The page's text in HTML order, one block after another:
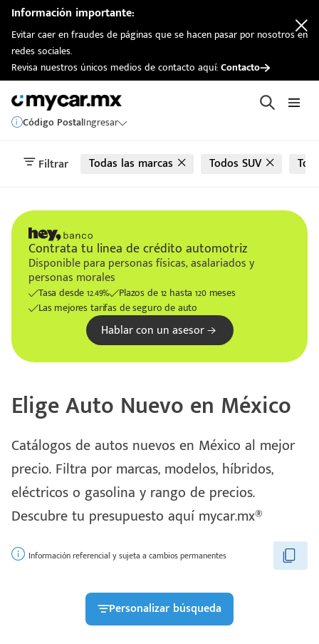
Información importante:
Evitar caer en fraudes de páginas que se hacen pasar por nosotros en
redes sociales.
Revisa nuestros únicos medios de contacto aquí:Contacto
Código PostalIngresar
Filtrar Todas las marcas Todos SUV
Contrata tu linea de crédito automotriz
Disponible para personas físicas, asalariados y
personas morales
Tasa desde 12.49%
Plazos de 12 hasta 120 meses
Las mejores tarifas de seguro de auto
Hablar con un asesor
Elige Auto Nuevo en México
Catálogos de autos nuevos en México al mejor
precio. Filtra por marcas, modelos, híbridos,
eléctricos o gasolina y rango de precios.
Descubre tu presupuesto aquí mycar.mx®
Información referencial y sujeta a cambios permanentes
Personalizar búsqueda